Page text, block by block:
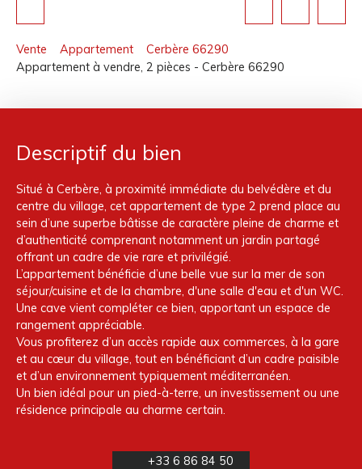
Vente Appartement
Cerbère 66290
Appartement à vendre, 2 pièces - Cerbère 66290
Descriptif du bien
Situé à Cerbère, à proximité immédiate du belvédère et du
centre du village, cet appartement de type 2 prend place au
sein d’une superbe bâtisse de caractère pleine de charme et
d’authenticité comprenant notamment un jardin partagé
offrant un cadre de vie rare et privilégié.
L’appartement bénéficie d’une belle vue sur la mer de son
séjour/cuisine et de la chambre, d'une salle d'eau et d'un WC.
Une cave vient compléter ce bien, apportant un espace de
rangement appréciable.
Vous profiterez d’un accès rapide aux commerces, à la gare
et au cœur du village, tout en bénéficiant d’un cadre paisible
et d’un environnement typiquement méditerranéen.
Un bien idéal pour un pied-à-terre, un investissement ou une
résidence principale au charme certain.
+33 6 86 84 50